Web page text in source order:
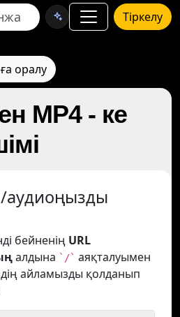
Тіркелу
оралу
MP4 - ке
аудиоңызды
бейненің URL
алдына `/` аяқталуымен
айламызды қолданып